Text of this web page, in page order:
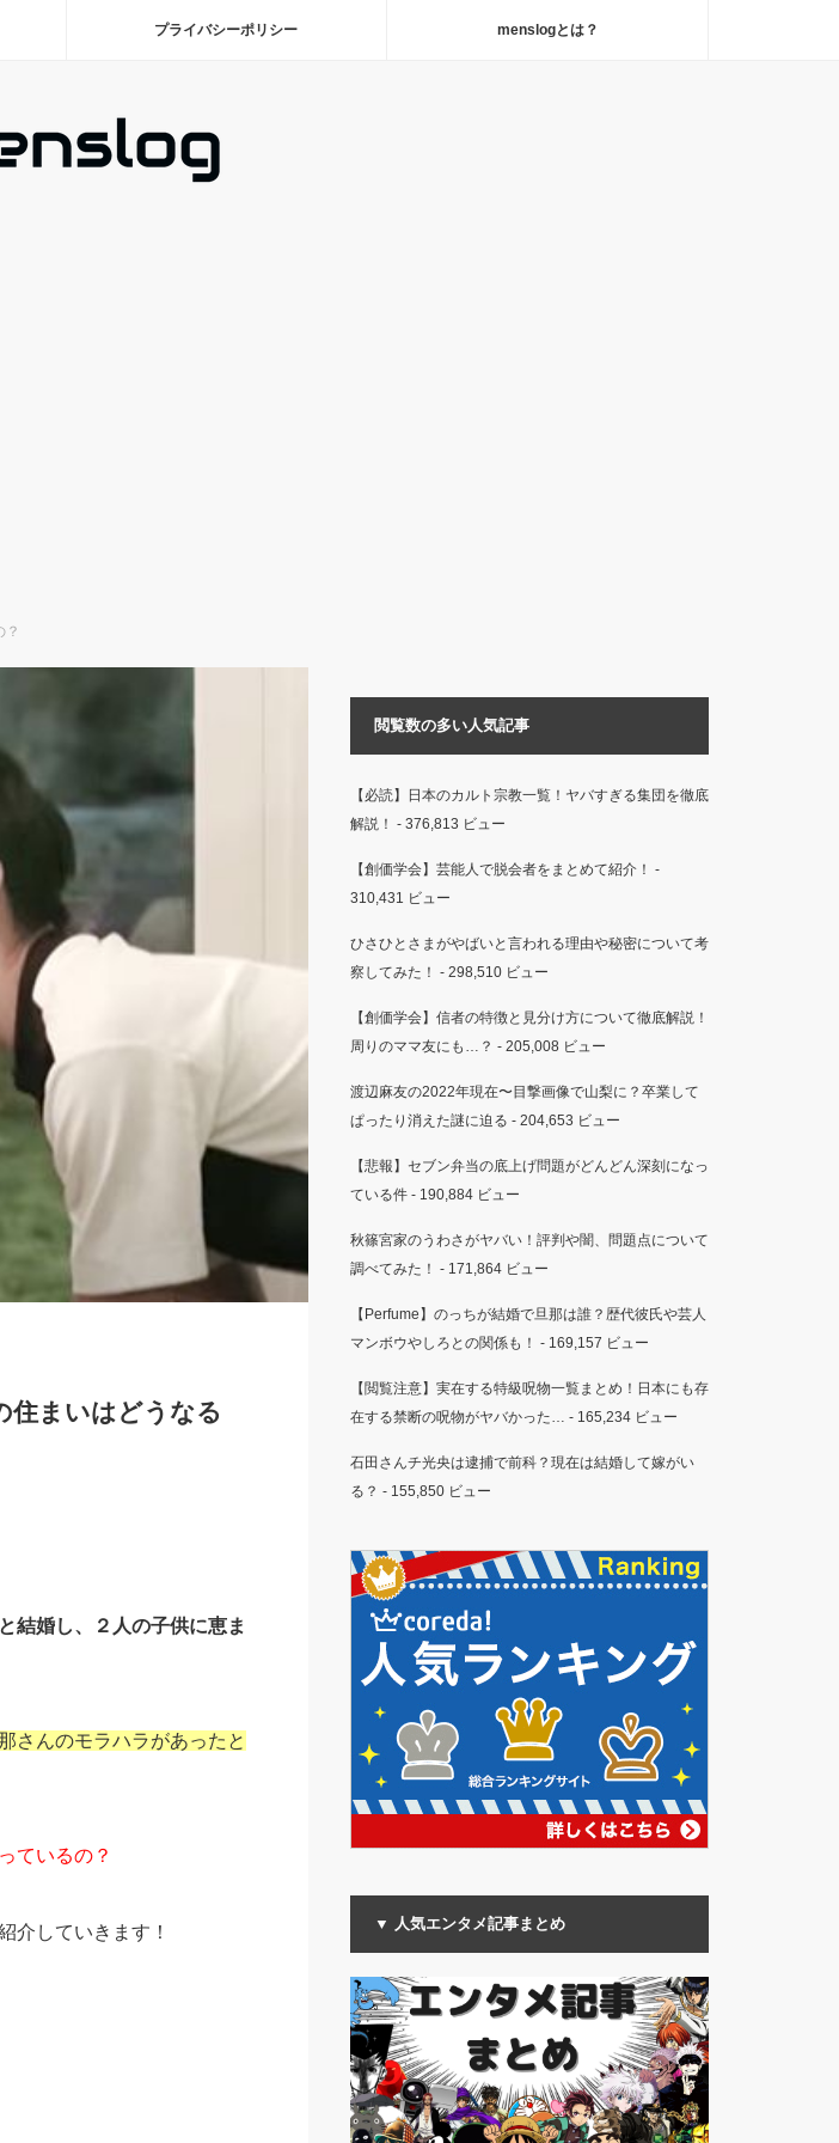
プライバシーポリシー menslogとは？
住まいはどうなる
結婚し、２人の子供に恵ま
さんのモラハラがあったと
ているの？
介していきます！
閲覧数の多い人気記事
【必読】日本のカルト宗教一覧！ヤバすぎる集団を徹底
解説！ - 376,813 ビュー
【創価学会】芸能人で脱会者をまとめて紹介！ -
310,431 ビュー
ひさひとさまがやばいと言われる理由や秘密について考
察してみた！ - 298,510 ビュー
【創価学会】信者の特徴と見分け方について徹底解説！
周りのママ友にも…？ - 205,008 ビュー
渡辺麻友の2022年現在〜目撃画像で山梨に？卒業して
ぱったり消えた謎に迫る - 204,653 ビュー
【悲報】セブン弁当の底上げ問題がどんどん深刻になっ
ている件- 190,884 ビュー
秋篠宮家のうわさがヤバい！評判や闇、問題点について
調べてみた！ - 171,864 ビュー
【Perfume】のっちが結婚で旦那は誰？歴代彼氏や芸人
マンボウやしろとの関係も！ - 169,157 ビュー
【閲覧注意】実在する特級呪物一覧まとめ！日本にも存
在する禁断の呪物がヤバかった… - 165,234 ビュー
石田さんチ光央は逮捕で前科？現在は結婚して嫁がい
る？ - 155,850 ビュー
▼ 人気エンタメ記事まとめ